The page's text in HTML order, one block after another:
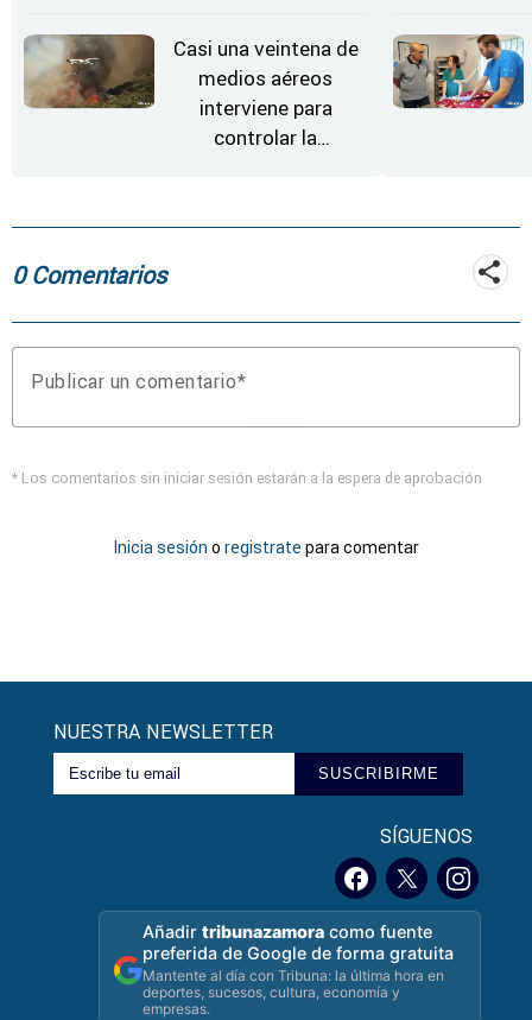
Casi una veintena de
medios aéreos
interviene para
controlar la
Fermoselle
0 Comentarios
Publicar un comentario
* Los comentarios sin iniciar sesión estarán a la espera de aprobación
Inicia sesión o registrate para comentar
NUESTRA NEWSLETTER
SUSCRIBIRME
SÍGUENOS
Añadirtribunazamora como fuente
preferida de Google de forma gratuita
Mantente al día con Tribuna: la última hora en
deportes, sucesos, cultura, economía y
empresas.